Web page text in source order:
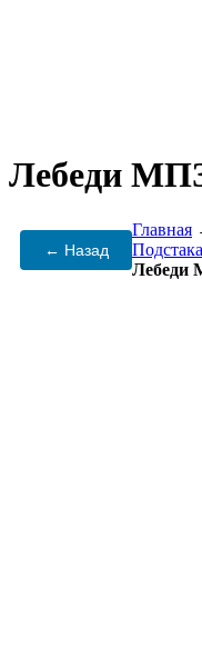
Лебеди
← Назад
Главная
Лебеди